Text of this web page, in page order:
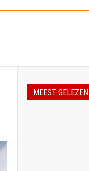
MEEST GELEZEN